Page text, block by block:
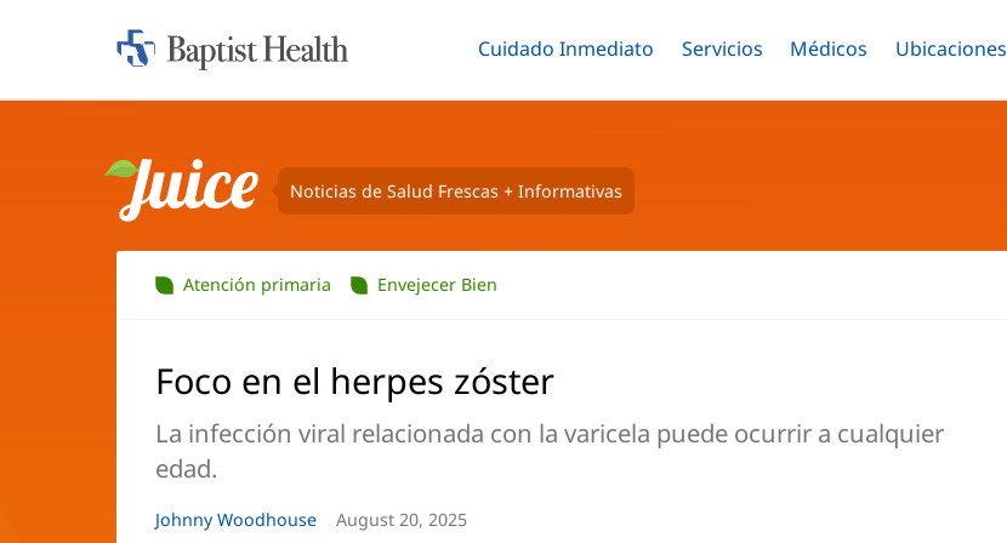
Saltar
Iniciar:
Alternar
Cuidado Inmediato Menú
Alternar
Servicios Menú
Alternar
Médicos Menú
Alternar
Ubicaciones
Juice Noticias de Salud Frescas + Informativas
Atención primaria Envejecer Bien
Foco en el herpes zóster
La infección viral relacionada con la varicela puede ocurrir a cualquier
edad.
Autor
Johnny Woodhouse
Fecha
August 20, 2025